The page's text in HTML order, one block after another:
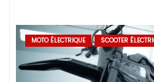
MOTO ÉLECTRIQUE SCOOTER